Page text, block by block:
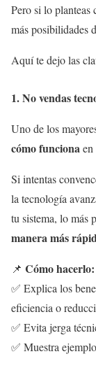
Pero si lo planteas
más posibilidades
Aquí te dejo las
1. No vendas
Uno de los
cómo funciona
Si intentas
la tecnología
tu sistema, lo más
manera más
📌 Cómo hacerlo:
✅ Explica los
eficiencia o
✅ Evita jerga
✅ Muestra